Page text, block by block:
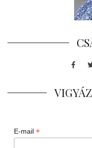
E-mail *